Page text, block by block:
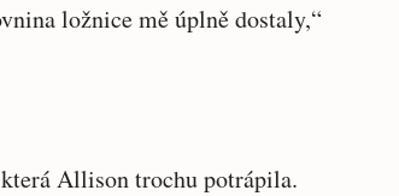
ložnice mě úplně dostaly,“
Allison trochu potrápila.